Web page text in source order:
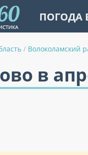
ПОГОДА
/ Волоколамский
в